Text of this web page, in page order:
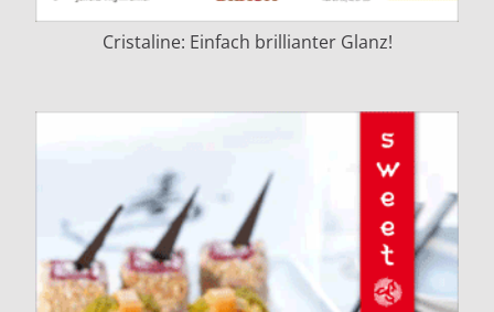
Cristaline: Einfach brillianter Glanz!